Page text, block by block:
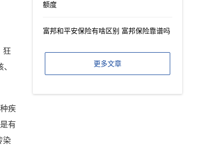
狂
疾
有
染
额度
富邦和平安保险有啥区别 富邦保险靠谱吗
更多文章